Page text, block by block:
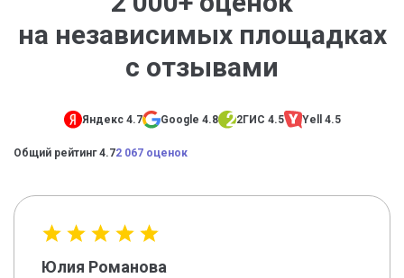
на независимых площадках
с отзывами
Яндекс 4.7 Google 4.8 2ГИС 4.5 Yell 4.5
Общий рейтинг 4.72 067 оценок
Юлия Романова